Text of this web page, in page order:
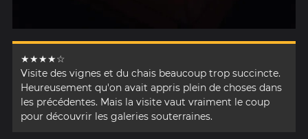
★★★★☆
Visite des vignes et du chais beaucoup trop succincte.
Heureusement qu'on avait appris plein de choses dans
les précédentes. Mais la visite vaut vraiment le coup
pour découvrir les galeries souterraines.